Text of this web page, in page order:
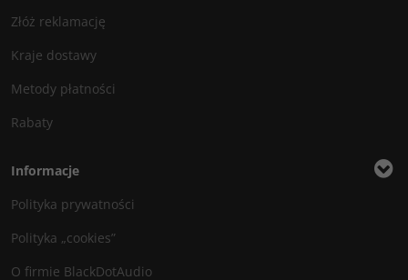
Złóż reklamację
Kraje dostawy
Metody płatności
Rabaty
Informacje
Polityka prywatności
Polityka „cookies”
O firmie BlackDotAudio